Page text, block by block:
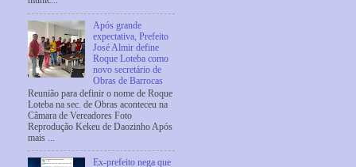
Após grande
expectativa, Prefeito
José Almir define
Roque Loteba como
novo secretário de
Obras de Barrocas
Reunião para definir o nome de Roque
Loteba na sec. de Obras aconteceu na
Câmara de Vereadores Foto
Reprodução Kekeu de Daozinho Após
mais ...
Ex-prefeito nega que